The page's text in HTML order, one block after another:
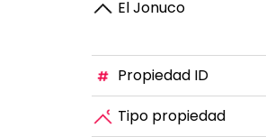
El Jonuco
Propiedad ID
Tipo propiedad